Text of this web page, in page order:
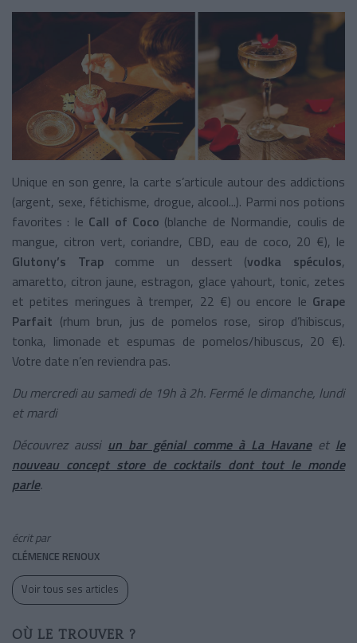
Unique en son genre, la carte s’articule autour des addictions
(argent, sexe, fétichisme, drogue, alcool...). Parmi nos potions
favorites : le Call of Coco (blanche de Normandie, coulis de
mangue, citron vert, coriandre, CBD, eau de coco, 20 €), le
Glutony’s Trapcomme un dessert (vodka spéculos,
amaretto, citron jaune, estragon, glace yahourt, tonic, zetes
et petites meringues à tremper, 22 €) ou encore le Grape
Parfait (rhum brun, jus de pomelos rose, sirop d’hibiscus,
tonka, limonade et espumas de pomelos/hibuscus, 20 €).
Votre date n’en reviendra pas.
Du mercredi au samedi de 19h à 2h. Fermé le dimanche, lundi
et mardi
Découvrez aussi un bar génial comme à La Havaneet le
nouveau concept store de cocktails dont tout le monde
parle.
écrit par
CLÉMENCE RENOUX
Voir tous ses articles
OÙ LE TROUVER ?